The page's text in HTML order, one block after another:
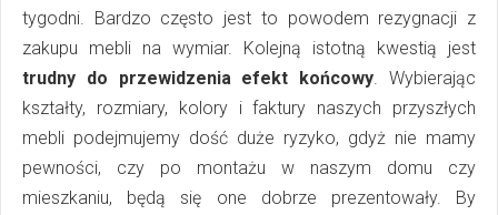
tygodni. Bardzo często jest to powodem rezygnacji z
zakupu mebli na wymiar. Kolejną istotną kwestią jest
trudny do przewidzenia efekt końcowy . Wybierając
kształty, rozmiary, kolory i faktury naszych przyszłych
mebli podejmujemy dość duże ryzyko, gdyż nie mamy
pewności, czy po montażu w naszym domu czy
mieszkaniu, będą się one dobrze prezentowały. By